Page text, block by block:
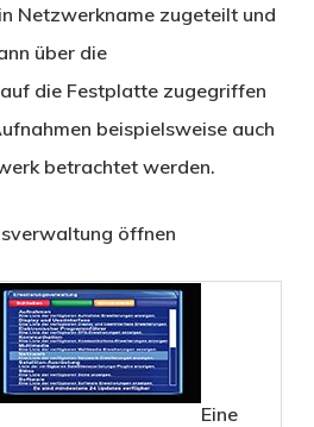
Netzwerkname zugeteilt und
über die
die Festplatte zugegriffen
beispielsweise auch
betrachtet werden.
öffnen
Eine